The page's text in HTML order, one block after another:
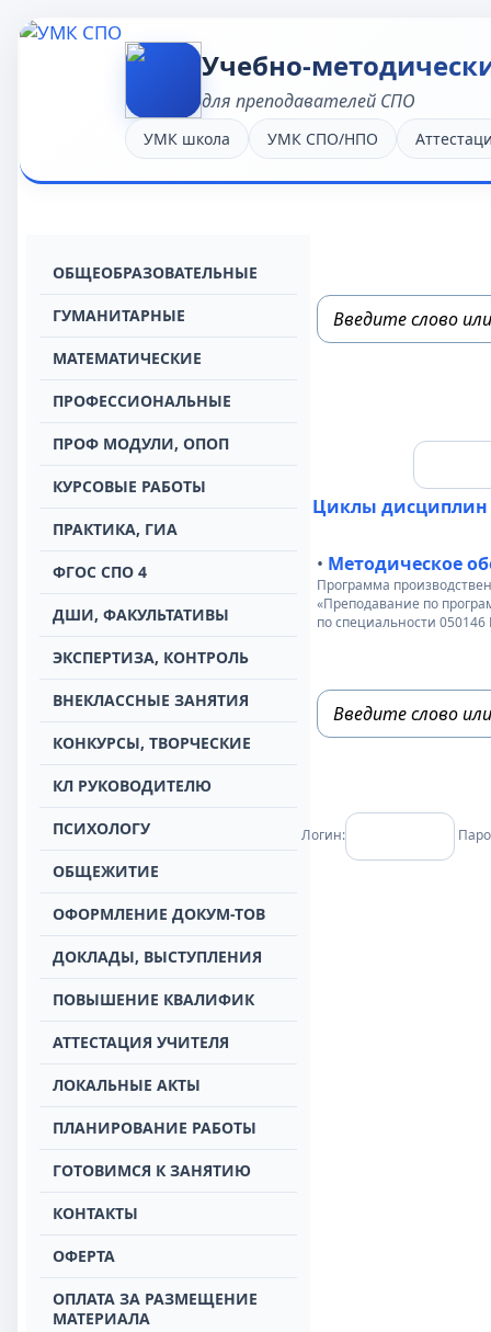
Учебно-
для преподавателей СПО
УМК школа УМК СПО/НПО
OБЩЕОБРАЗОВАТЕЛЬНЫЕ
ГУМАНИТАРНЫЕ
МАТЕМАТИЧЕСКИЕ
ПРОФЕССИОНАЛЬНЫЕ
ПРОФ МОДУЛИ, ОПОП
КУРСОВЫЕ РАБОТЫ
ПРАКТИКА, ГИА
ФГОС СПО 4
ДШИ, ФАКУЛЬТАТИВЫ
ЭКСПЕРТИЗА, КОНТРОЛЬ
ВНЕКЛАССНЫЕ ЗАНЯТИЯ
КОНКУРСЫ, ТВОРЧЕСКИЕ
КЛ РУКОВОДИТЕЛЮ
ПСИХОЛОГУ
ОБЩЕЖИТИЕ
ОФОРМЛЕНИЕ ДОКУМ-ТОВ
ДОКЛАДЫ, ВЫСТУПЛЕНИЯ
ПОВЫШЕНИЕ КВАЛИФИК
АТТЕСТАЦИЯ УЧИТЕЛЯ
ЛОКАЛЬНЫЕ АКТЫ
ПЛАНИРОВАНИЕ РАБОТЫ
ГОТОВИМСЯ К ЗАНЯТИЮ
КОНТАКТЫ
ОФЕРТА
ОПЛАТА ЗА РАЗМЕЩЕНИЕ
МАТЕРИАЛА
Циклы дисциплин
• Методическое
Программа
«Преподавание по
по специальности 050146
Логин: